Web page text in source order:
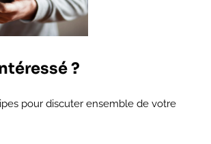
?
pour discuter ensemble de votre